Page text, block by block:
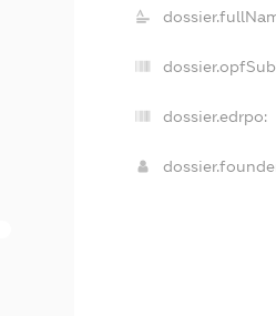
dossier.edrpo: